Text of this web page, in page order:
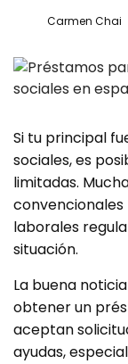
Carmen Chai
Si tu principal
sociales, es
limitadas.
laborales
situación.
La buena
obtener un
aceptan
ayudas,